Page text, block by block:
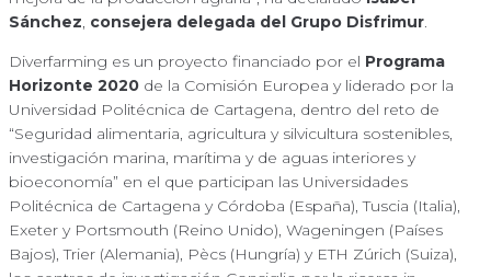
Sánchez, consejera delegada del Grupo Disfrimur.
Diverfarming es un proyecto financiado por el Programa
Horizonte 2020 de la Comisión Europea y liderado por la
Universidad Politécnica de Cartagena, dentro del reto de
“Seguridad alimentaria, agricultura y silvicultura sostenibles,
investigación marina, marítima y de aguas interiores y
bioeconomía” en el que participan las Universidades
Politécnica de Cartagena y Córdoba (España), Tuscia (Italia),
Exeter y Portsmouth (Reino Unido), Wageningen (Países
Bajos), Trier (Alemania), Pècs (Hungría) y ETH Zúrich (Suiza),